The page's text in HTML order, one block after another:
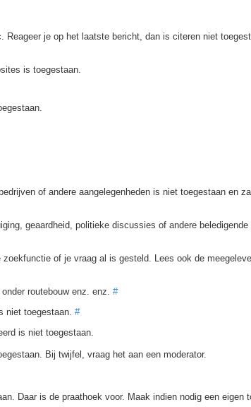
je op het laatste bericht, dan is citeren niet
is toegestaan.
of andere aangelegenheden is niet toegestaan en
geaardheid, politieke discussies of andere beledigende
of je vraag al is gesteld. Lees ook de
routebouw enz. enz. #
niet toegestaan. #
is niet toegestaan.
Bij twijfel, vraag het aan een moderator.
Daar is de praathoek voor. Maak indien nodig een eigen